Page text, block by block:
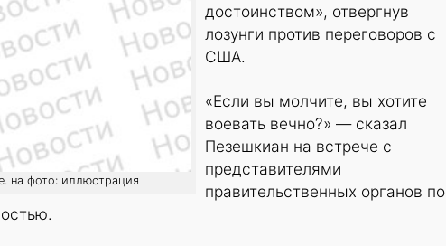
на фото: иллюстрация
достоинством», отвергнув
лозунги против переговоров с
США.
«Если вы молчите, вы хотите
воевать вечно?» — сказал
Пезешкиан на встрече с
представителями
правительственных органов по